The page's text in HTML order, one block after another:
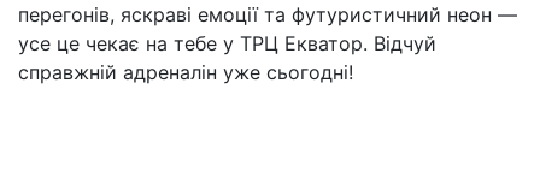
перегонів, яскраві емоції та футуристичний неон —
усе це чекає на тебе у ТРЦ Екватор. Відчуй
справжній адреналін уже сьогодні!